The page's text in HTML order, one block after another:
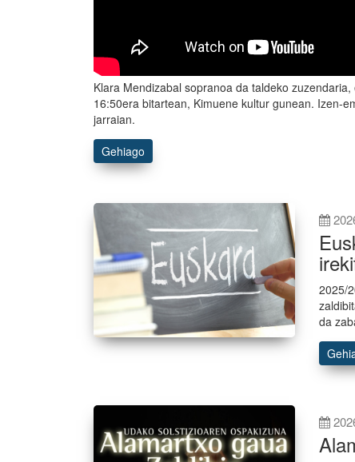
Klara Mendizabal sopranoa da taldeko
16:50era bitartean, Kimuene kultur gunean. Izen-
jarraian.
Gehiago
2025/
da